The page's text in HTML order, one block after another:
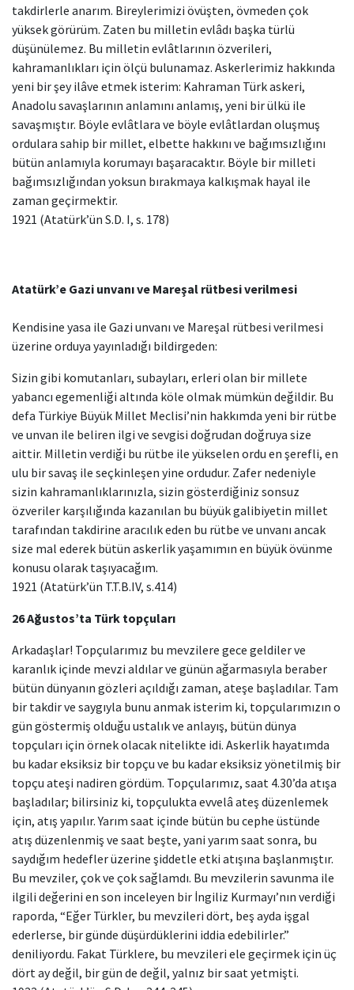
takdirlerle anarım. Bireylerimizi övüşten, övmeden çok
yüksek görürüm. Zaten bu milletin evlâdı başka türlü
düşünülemez. Bu milletin evlâtlarının özverileri,
kahramanlıkları için ölçü bulunamaz. Askerlerimiz hakkında
yeni bir şey ilâve etmek isterim: Kahraman Türk askeri,
Anadolu savaşlarının anlamını anlamış, yeni bir ülkü ile
savaşmıştır. Böyle evlâtlara ve böyle evlâtlardan oluşmuş
ordulara sahip bir millet, elbette hakkını ve bağımsızlığını
bütün anlamıyla korumayı başaracaktır. Böyle bir milleti
bağımsızlığından yoksun bırakmaya kalkışmak hayal ile
zaman geçirmektir.
1921 (Atatürk’ün S.D. I, s. 178)
Atatürk’e Gazi unvanı ve Mareşal rütbesi verilmesi
Kendisine yasa ile Gazi unvanı ve Mareşal rütbesi verilmesi
üzerine orduya yayınladığı bildirgeden:
Sizin gibi komutanları, subayları, erleri olan bir millete
yabancı egemenliği altında köle olmak mümkün değildir. Bu
defa Türkiye Büyük Millet Meclisi’nin hakkımda yeni bir rütbe
ve unvan ile beliren ilgi ve sevgisi doğrudan doğruya size
aittir. Milletin verdiği bu rütbe ile yükselen ordu en şerefli, en
ulu bir savaş ile seçkinleşen yine ordudur. Zafer nedeniyle
sizin kahramanlıklarınızla, sizin gösterdiğiniz sonsuz
özveriler karşılığında kazanılan bu büyük galibiyetin millet
tarafından takdirine aracılık eden bu rütbe ve unvanı ancak
size mal ederek bütün askerlik yaşamımın en büyük övünme
konusu olarak taşıyacağım.
1921 (Atatürk’ün T.T.B.IV, s.414)
26 Ağustos’ta Türk topçuları
Arkadaşlar! Topçularımız bu mevzilere gece geldiler ve
karanlık içinde mevzi aldılar ve günün ağarmasıyla beraber
bütün dünyanın gözleri açıldığı zaman, ateşe başladılar. Tam
bir takdir ve saygıyla bunu anmak isterim ki, topçularımızın o
gün göstermiş olduğu ustalık ve anlayış, bütün dünya
topçuları için örnek olacak nitelikte idi. Askerlik hayatımda
bu kadar eksiksiz bir topçu ve bu kadar eksiksiz yönetilmiş bir
topçu ateşi nadiren gördüm. Topçularımız, saat 4.30’da atışa
başladılar; bilirsiniz ki, topçulukta evvelâ ateş düzenlemek
için, atış yapılır. Yarım saat içinde bütün bu cephe üstünde
atış düzenlenmiş ve saat beşte, yani yarım saat sonra, bu
saydığım hedefler üzerine şiddetle etki atışına başlanmıştır.
Bu mevziler, çok ve çok sağlamdı. Bu mevzilerin savunma ile
ilgili değerini en son inceleyen bir İngiliz Kurmayı’nın verdiği
raporda, “Eğer Türkler, bu mevzileri dört, beş ayda işgal
ederlerse, bir günde düşürdüklerini iddia edebilirler.”
deniliyordu. Fakat Türklere, bu mevzileri ele geçirmek için üç
dört ay değil, bir gün de değil, yalnız bir saat yetmişti.